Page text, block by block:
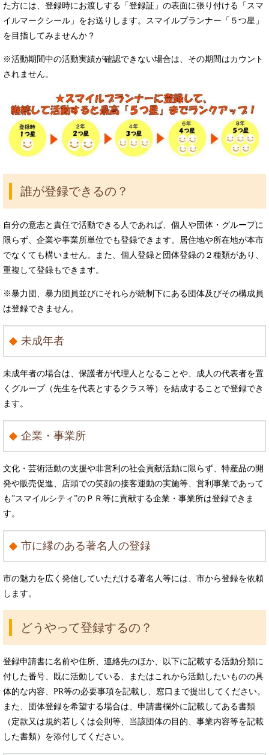
た方には、登録時にお渡しする「登録証」の表面に張り付ける「スマ
イルマークシール」をお送りします。スマイルプランナー「５つ星」
を目指してみませんか？
※活動期間中の活動実績が確認できない場合は、その期間はカウント
されません。
誰が登録できるの？
自分の意志と責任で活動できる人であれば、個人や団体・グループに
限らず、企業や事業所単位でも登録できます。居住地や所在地が本市
でなくても構いません。また、個人登録と団体登録の２種類があり、
重複して登録もできます。
※暴力団、暴力団員並びにそれらが統制下にある団体及びその構成員
は登録できません。
未成年者
未成年者の場合は、保護者が代理人となることや、成人の代表者を置
くグループ（先生を代表とするクラス等）を結成することで登録でき
ます。
企業・事業所
文化・芸術活動の支援や非営利の社会貢献活動に限らず、特産品の開
発や販売促進、店頭での笑顔の接客運動の実施等、営利事業であって
も”スマイルシティ”のＰＲ等に貢献する企業・事業所は登録できま
す。
市に縁のある著名人の登録
市の魅力を広く発信していただける著名人等には、市から登録を依頼
します。
どうやって登録するの？
登録申請書に名前や住所、連絡先のほか、以下に記載する活動分類に
付した番号、既に活動している、またはこれから活動したいものの具
体的な内容、PR等の必要事項を記載し、窓口まで提出してください。
また、団体登録を希望する場合は、申請書欄外に記載してある書類
（定款又は規約若しくは会則等、当該団体の目的、事業内容等を記載
した書類）を添付してください。